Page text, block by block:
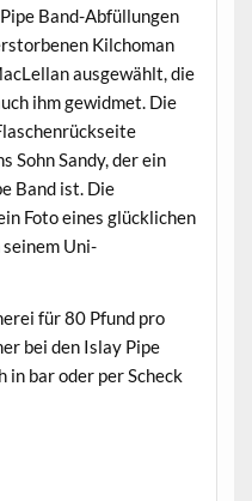
Band-Abfüllungen
Kilchoman
ausgewählt, die
ihm gewidmet. Die
Sohn Sandy, der ein
Band ist. Die
Foto eines glücklichen
Uni-
für 80 Pfund pro
bei den Islay Pipe
bar oder per Scheck